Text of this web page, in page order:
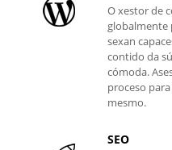
O xestor de
globalmente
sexan
contido da
cómoda.
proceso
mesmo.
SEO